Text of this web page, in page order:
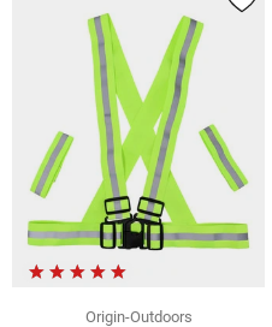
Origin-Outdoors